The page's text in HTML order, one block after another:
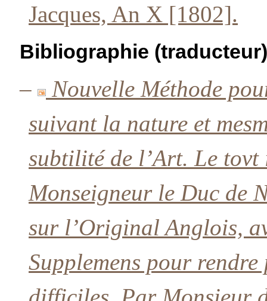
Jacques, An X [1802].
Bibliographie (traducteur)
–
Nouvelle Méthode
suivant la nature et
subtilité de l’Art. Le
Monseigneur le Duc de
sur l’Original Anglois,
Supplemens pour